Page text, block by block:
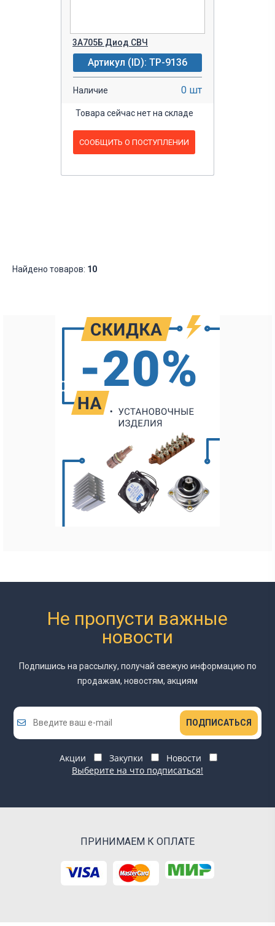
3А705Б Диод СВЧ
Артикул (ID): TP-9136
Наличие 0 шт
Товара сейчас нет на складе
СООБЩИТЬ О ПОСТУПЛЕНИИ
Найдено товаров: 10
Не пропусти важные
новости
Подпишись на рассылку, получай свежую информацию по
продажам, новостям, акциям
ПОДПИСАТЬСЯ
Акции Закупки
Новости
Выберите на что подписаться!
ПРИНИМАЕМ К ОПЛАТЕ